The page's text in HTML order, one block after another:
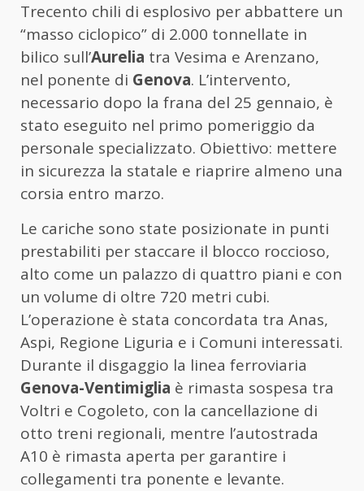
Trecento chili di esplosivo per abbattere un
“masso ciclopico” di 2.000 tonnellate in
bilico sull’Aurelia tra Vesima e Arenzano,
nel ponente di Genova. L’intervento,
necessario dopo la frana del 25 gennaio, è
stato eseguito nel primo pomeriggio da
personale specializzato. Obiettivo: mettere
in sicurezza la statale e riaprire almeno una
corsia entro marzo.
Le cariche sono state posizionate in punti
prestabiliti per staccare il blocco roccioso,
alto come un palazzo di quattro piani e con
un volume di oltre 720 metri cubi.
L’operazione è stata concordata tra Anas,
Aspi, Regione Liguria e i Comuni interessati.
Durante il disgaggio la linea ferroviaria
Genova-Ventimiglia è rimasta sospesa tra
Voltri e Cogoleto, con la cancellazione di
otto treni regionali, mentre l’autostrada
A10 è rimasta aperta per garantire i
collegamenti tra ponente e levante.